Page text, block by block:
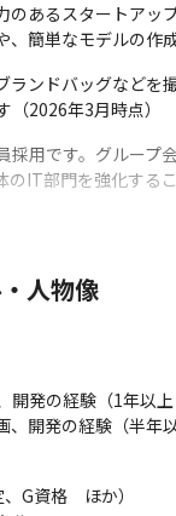
あるスタートアッ
、簡単なモデルの作
ランドバッグなど
2026年3月時点）
用です。グループ
のIT部門を強化する
人物像
開発の経験（1年以上
、開発の経験（半年
G資格　ほか）